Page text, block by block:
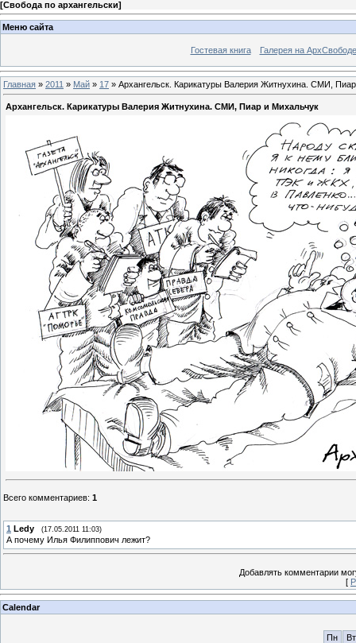
[Свобода по архангельски]
Меню сайта
Гостевая книга Галерея на АрхСвободе
Главная » 2011 » Май » 17 » Архангельск. Карикатуры Валерия Житнухина. СМИ,
Архангельск. Карикатуры Валерия Житнухина. СМИ, Пиар и Михальчук
Всего комментариев: 1
1 Ledy (17.05.2011 11:03)
А почему Илья Филиппович лежит?
Добавлять комментарии
[
Calendar
Пн Вт